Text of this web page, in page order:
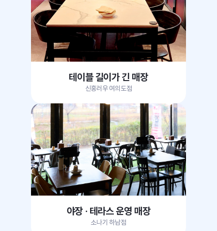
테이블 길이가 긴 매장
신홍러우 여의도점
야장 · 테라스 운영 매장
소나기 하남점